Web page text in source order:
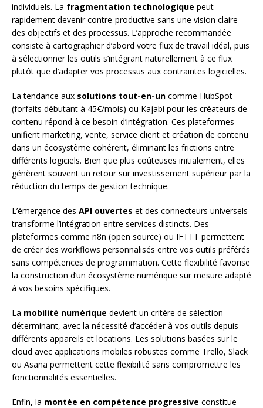
individuels. La fragmentation technologique peut
rapidement devenir contre-productive sans une vision claire
des objectifs et des processus. L’approche recommandée
consiste à cartographier d’abord votre flux de travail idéal, puis
à sélectionner les outils s’intégrant naturellement à ce flux
plutôt que d’adapter vos processus aux contraintes logicielles.
La tendance aux solutions tout-en-un comme HubSpot
(forfaits débutant à 45€/mois) ou Kajabi pour les créateurs de
contenu répond à ce besoin d’intégration. Ces plateformes
unifient marketing, vente, service client et création de contenu
dans un écosystème cohérent, éliminant les frictions entre
différents logiciels. Bien que plus coûteuses initialement, elles
génèrent souvent un retour sur investissement supérieur par la
réduction du temps de gestion technique.
L’émergence des API ouvertes et des connecteurs universels
transforme l’intégration entre services distincts. Des
plateformes comme n8n (open source) ou IFTTT permettent
de créer des workflows personnalisés entre vos outils préférés
sans compétences de programmation. Cette flexibilité favorise
la construction d’un écosystème numérique sur mesure adapté
à vos besoins spécifiques.
La mobilité numérique devient un critère de sélection
déterminant, avec la nécessité d’accéder à vos outils depuis
différents appareils et locations. Les solutions basées sur le
cloud avec applications mobiles robustes comme Trello, Slack
ou Asana permettent cette flexibilité sans compromettre les
fonctionnalités essentielles.
Enfin, la montée en compétence progressive constitue